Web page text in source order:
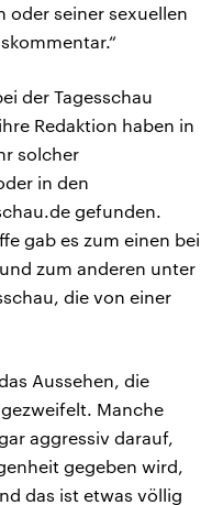
oder seiner sexuellen
der Tagesschau
Redaktion haben in
solcher
in den
gefunden.
gab es zum einen bei
zum anderen unter
die von einer
Aussehen, die
Manche
aggressiv darauf,
gegeben wird,
das ist etwas völlig